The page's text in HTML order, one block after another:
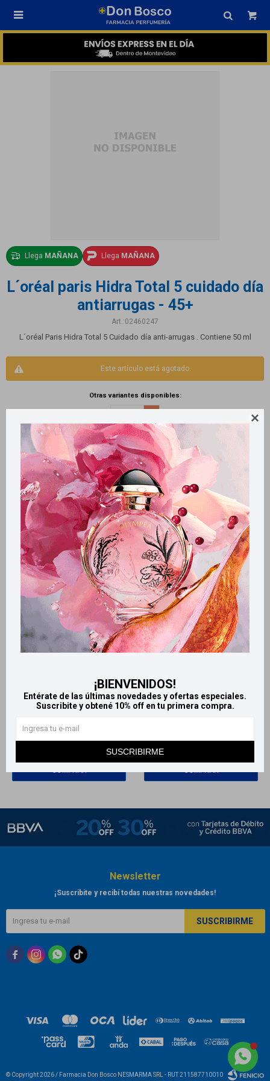

¡BIENVENIDOS!
Entérate de las últimas novedades y ofertas especiales.
Suscribite y obtené 10% off en tu primera compra.
SUSCRIBIRME

Llega MAÑANA Llega MAÑANA
L´oréal paris Hidra Total 5 cuidado día
antiarrugas - 45+
02460247
L´oréal Paris Hidra Total 5 Cuidado día anti-arrugas . Contiene 50 ml
Este artículo está agotado.
Otras variantes disponibles:
Productos que te pueden interesar
Llega MAÑANA
Ácido Hialurónico 50 ml
Llega MAÑANA
Newsletter
¡Suscribite y recibí todas nuestras novedades!
SUSCRIBIRME
  
© Copyright 2026 / Farmacia Don Bosco NESMARMA SRL - RUT 211587710010